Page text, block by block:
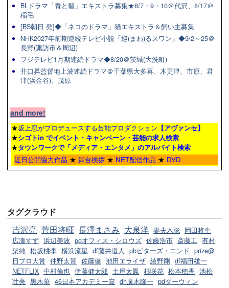
BLドラマ「青と碧」エキストラ募集★8/7・9・10＠代沢、8/17＠
稲毛
[BS朝日 発]◆「ネコのドラマ」猫エキストラ＆飼い主募集
NHK2027年前期連続テレビ小説「巡(まわ)るスワン」◆9/2～25＠
長野(諏訪市＆周辺)
フジテレビ1月期連続ドラマ◆8/20＠茨城(大洗町)
井口昇監督地上波連続ドラマ＠千葉県大多喜、木更津、市原、君
津(浜金谷)、茂原
and more!
★坂上忍がプロデュースする芸能プロダクション 【アヴァンセ】
★シゴトin でイベント・キャンペーン・芸能の求人検索
★タウンワークで「メディア・エンタメ」のアルバイト検索
近日公開協力作品 ★ 舞台挨拶 ★ NET配信作品 ★ DVD
タグクラウド
吉沢亮 菅田将暉 長澤まさみ 大泉洋 妻夫木聡 岡田将生
広瀬すず 浜辺美波 poオフィス・シロウズ 佐藤浩市 斎藤工 有村
架純 松坂桃李 横浜流星 df藤井道人 pbビターズ・エンド prize@
日プロ大賞 仲野太賀 佐藤健 池田エライザ 綾野剛 df福田雄一
NETFLIX 中村倫也 伊藤健太郎 土屋太鳳 杉咲花 松本穂香 池松
壮亮 黒木華 46日本アカデミー賞 dh廣木隆一 pdダーウィン